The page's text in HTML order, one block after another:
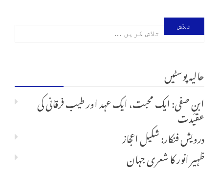
تلاش
برائے:
حالیہ پوسٹیں
ابنِ صفی: ایک محبت، ایک عہد اور طیب فرقانی کی
عقیدت
درویش فنکار: شکیل اعجاز
ظہیر انور کا شعری جہان